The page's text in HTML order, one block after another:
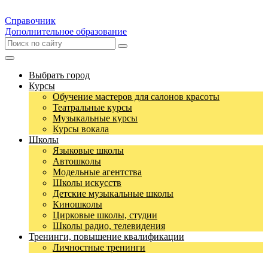
Справочник
Дополнительное образование
Выбрать город
Курсы
Обучение мастеров для салонов красоты
Театральные курсы
Музыкальные курсы
Курсы вокала
Школы
Языковые школы
Автошколы
Модельные агентства
Школы искусств
Детские музыкальные школы
Киношколы
Цирковые школы, студии
Школы радио, телевидения
Тренинги, повышение квалификации
Личностные тренинги